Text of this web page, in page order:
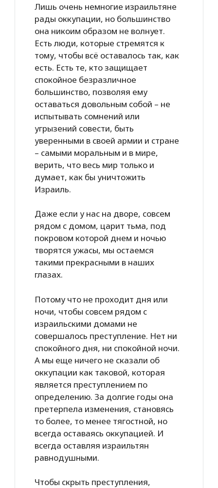
Лишь очень немногие израильтяне
рады оккупации, но большинство
она никоим образом не волнует.
Есть люди, которые стремятся к
тому, чтобы всё оставалось так, как
есть. Есть те, кто защищает
спокойное безразличное
большинство, позволяя ему
оставаться довольным собой – не
испытывать сомнений или
угрызений совести, быть
уверенными в своей армии и стране
– самыми моральным и в мире,
верить, что весь мир только и
думает, как бы уничтожить
Израиль.
Даже если у нас на дворе, совсем
рядом с домом, царит тьма, под
покровом которой днем и ночью
творятся ужасы, мы остаемся
такими прекрасными в наших
глазах.
Потому что не проходит дня или
ночи, чтобы совсем рядом с
израильскими домами не
совершалось преступление. Нет ни
спокойного дня, ни спокойной ночи.
А мы еще ничего не сказали об
оккупации как таковой, которая
является преступлением по
определению. За долгие годы она
претерпела изменения, становясь
то более, то менее тягостной, но
всегда оставаясь оккупацией. И
всегда оставляя израильтян
равнодушными.
Чтобы скрыть преступления,